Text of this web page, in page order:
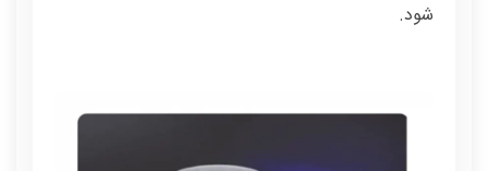
شود.